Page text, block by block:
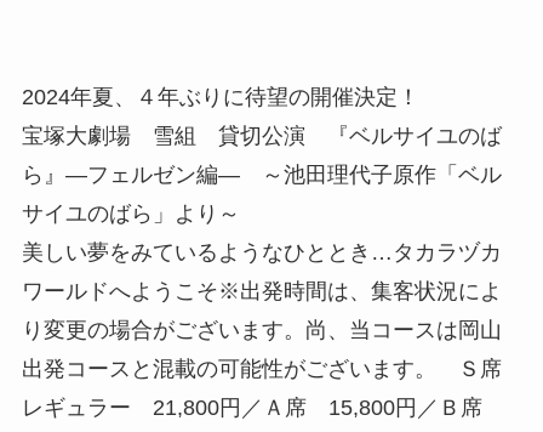
2024年夏、４年ぶりに待望の開催決定！
宝塚大劇場 雪組 貸切公演 『ベルサイユのば
ら』―フェルゼン編― ～池田理代子原作「ベル
サイユのばら」より～
美しい夢をみているようなひととき…タカラヅカ
ワールドへようこそ※出発時間は、集客状況によ
り変更の場合がございます。尚、当コースは岡山
出発コースと混載の可能性がございます。 Ｓ席
レギュラー 21,800円／Ａ席 15,800円／Ｂ席